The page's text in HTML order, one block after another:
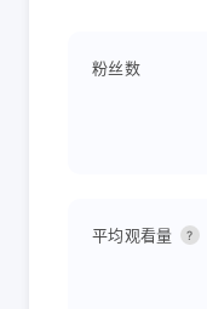
粉丝数
平均观看量 ?